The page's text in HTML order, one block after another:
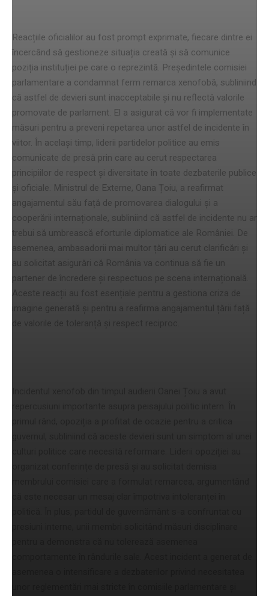
Reacțiile oficialilor au fost prompt exprimate, fiecare dintre ei
încercând să gestioneze situația creată și să comunice
poziția instituției pe care o reprezintă. Președintele comisiei
parlamentare a condamnat ferm remarca xenofobă, subliniind
că astfel de devieri sunt inacceptabile și nu reflectă valorile
promovate de parlament. El a asigurat că vor fi implementate
măsuri pentru a preveni repetarea unor astfel de incidente în
viitor. În același timp, liderii partidelor politice au emis
comunicate de presă prin care au cerut respectarea
principiilor de respect și diversitate în toate dezbaterile publice
și oficiale. Ministrul de Externe, Oana Țoiu, a reafirmat
angajamentul său față de promovarea dialogului și a
cooperării internaționale, subliniind că astfel de incidente nu ar
trebui să umbrească eforturile diplomatice ale României. De
asemenea, ambasadorii mai multor țări au cerut clarificări și
au solicitat asigurări că România va continua să fie un
partener de încredere și respectuos pe scena internațională.
Aceste reacții au fost esențiale pentru a gestiona criza de